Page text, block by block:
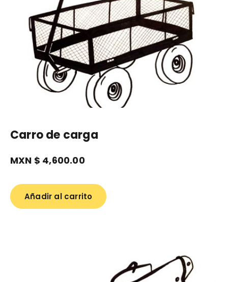
Carro de carga
MXN $ 4,600.00
Añadir al carrito